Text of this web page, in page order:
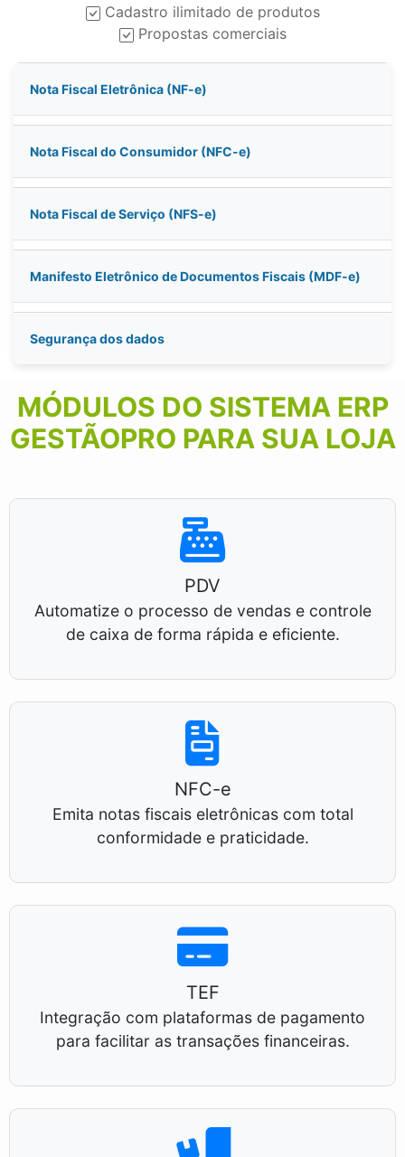
Cadastro ilimitado de produtos
Propostas comerciais
Nota Fiscal Eletrônica (NF-e)
Nota Fiscal do Consumidor (NFC-e)
Nota Fiscal de Serviço (NFS-e)
Manifesto Eletrônico de Documentos Fiscais (MDF-e)
Segurança dos dados
MÓDULOS DO SISTEMA ERP
GESTÃOPRO PARA SUA LOJA
PDV
Automatize o processo de vendas e controle
de caixa de forma rápida e eficiente.
NFC-e
Emita notas fiscais eletrônicas com total
conformidade e praticidade.
TEF
Integração com plataformas de pagamento
para facilitar as transações financeiras.